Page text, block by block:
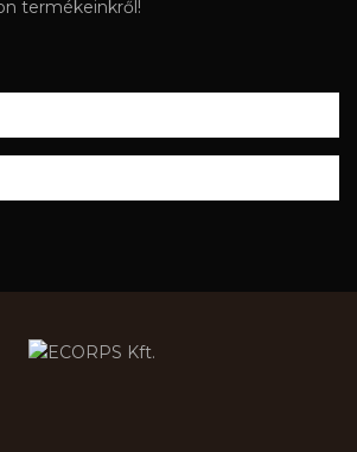
termékeinkről!